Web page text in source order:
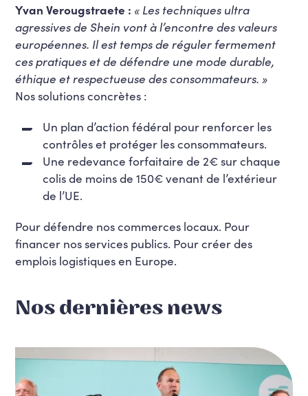
Yvan Verougstraete : « Les techniques ultra
agressives de Shein vont à l’encontre des valeurs
européennes. Il est temps de réguler fermement
ces pratiques et de défendre une mode durable,
éthique et respectueuse des consommateurs. »
Nos solutions concrètes :
Un plan d’action fédéral pour renforcer les
contrôles et protéger les consommateurs.
Une redevance forfaitaire de 2€ sur chaque
colis de moins de 150€ venant de l’extérieur
de l’UE.
Pour défendre nos commerces locaux. Pour
financer nos services publics. Pour créer des
emplois logistiques en Europe.
Nos dernières news